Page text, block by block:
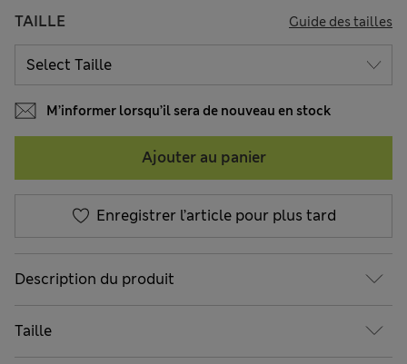
TAILLE Guide des tailles
M’informer lorsqu’il sera de nouveau en stock
Ajouter au panier
Enregistrer l’article pour plus tard
Description du produit
Taille